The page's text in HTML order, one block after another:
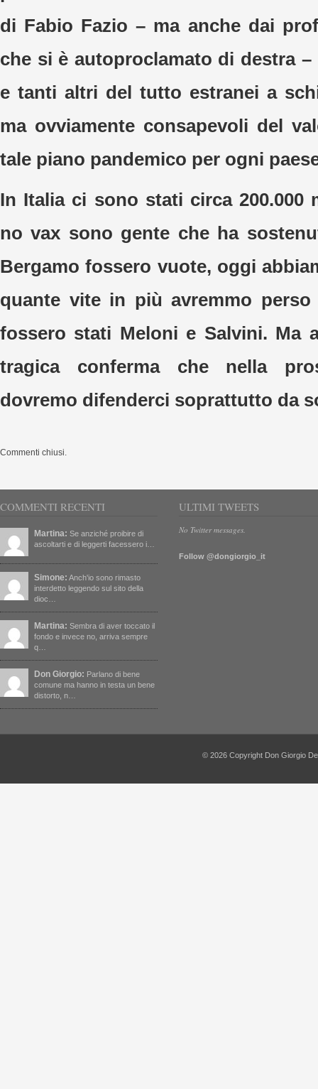
di Fabio Fazio – ma anche dai
che si è autoproclamato di destra –
e tanti altri del tutto estranei a
ma ovviamente consapevoli del
tale piano pandemico per ogni
In Italia ci sono stati circa 200.000
no vax sono gente che ha
Bergamo fossero vuote, oggi
quante vite in più avremmo
fossero stati Meloni e Salvini. Ma
tragica conferma che nella
dovremo difenderci soprattutto da
Commenti chiusi.
COMMENTI RECENTI
Martina: Se anziché proibire di
ascoltarti e di leggerti facessero i…
Simone: Anch'io sono rimasto
interdetto leggendo sul sito della
dioc…
Martina: Sembra di aver toccato il
fondo e invece no, arriva sempre
q…
Don Giorgio: Parlano di bene
comune ma hanno in testa un bene
distorto, n…
ULTIMI TWEETS
No Twitter messages.
Follow @dongiorgio_it
© 2026 Copyright Don Giorgio